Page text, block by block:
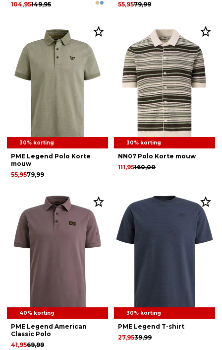
149,95
104,95
79,99
55,95
30% korting
PME Legend Polo Korte
mouw
79,99
55,95
30% korting
NN07 Polo Korte mouw
160,00
111,95
40% korting
PME Legend American
Classic Polo
69,99
41,95
30% korting
PME Legend T-shirt
39,99
27,95